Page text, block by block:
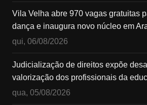
Vila Velha abre 970 vagas gratuitas
dança e inaugura novo núcleo em
qui, 06/08/2026
Judicialização de direitos expõe
valorização dos profissionais da
qua, 05/08/2026